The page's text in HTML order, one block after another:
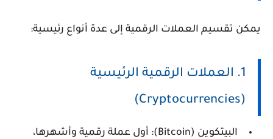
يمكن تقسيم العملات الرقمية إلى عدة أنواع رئيسية:
1. العملات الرقمية الرئيسية
(Cryptocurrencies)
البيتكوين (Bitcoin)
: أول عملة رقمية وأشهرها،